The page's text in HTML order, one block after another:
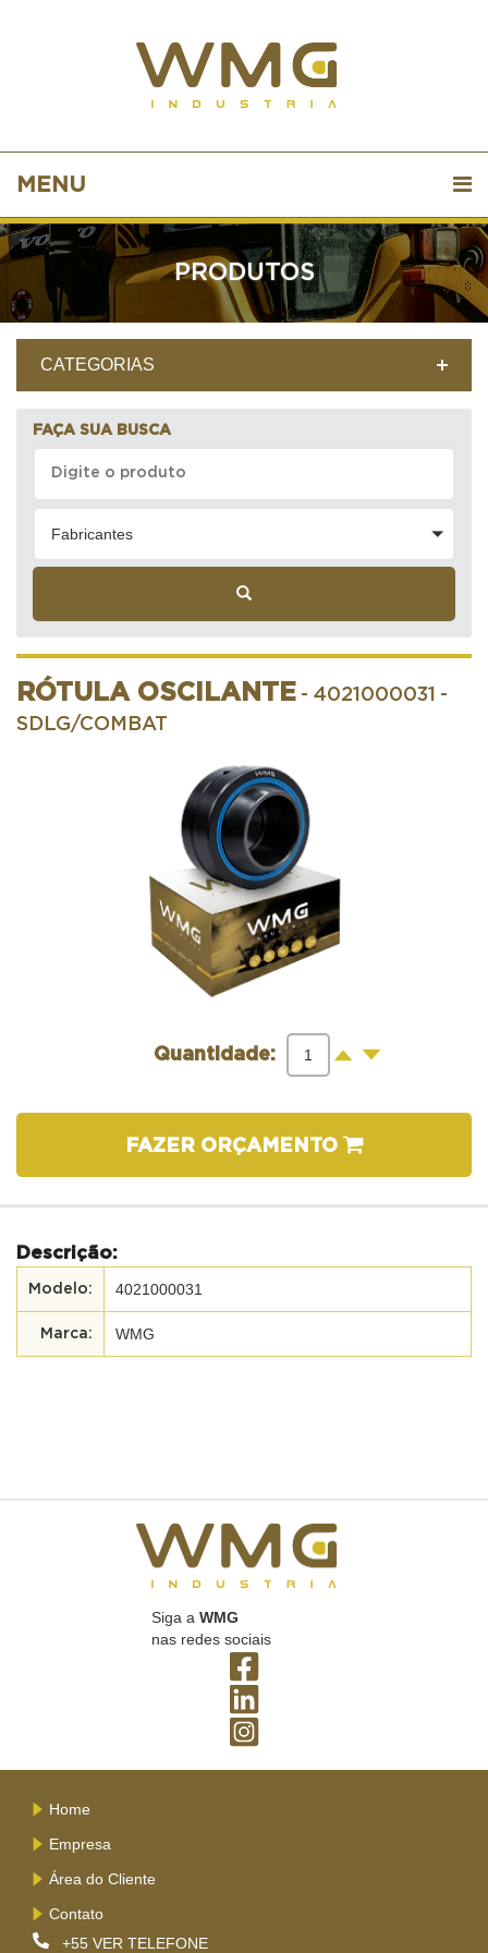
MENU
PRODUTOS
CATEGORIAS
FAÇA SUA BUSCA
Fabricantes
RÓTULA OSCILANTE - 4021000031 -
SDLG/COMBAT
Quantidade: + -
FAZER ORÇAMENTO
Descrição:
4021000031
WMG
Siga a WMG
nas redes sociais
Home
Empresa
Área do Cliente
Contato
+55 VER TELEFONE